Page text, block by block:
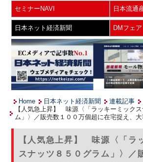
セミナーNAVI 日本流通
日本ネット経済新聞 DMフェア
Home 日本ネット経済新聞 連載記事
【人気急上昇】 味源〈「ラッキーミック
ム」〉／販売数１００万個超に在宅捉え、
【人気急上昇】 味源〈「ラ
スナッツ８５０グラム」〉／